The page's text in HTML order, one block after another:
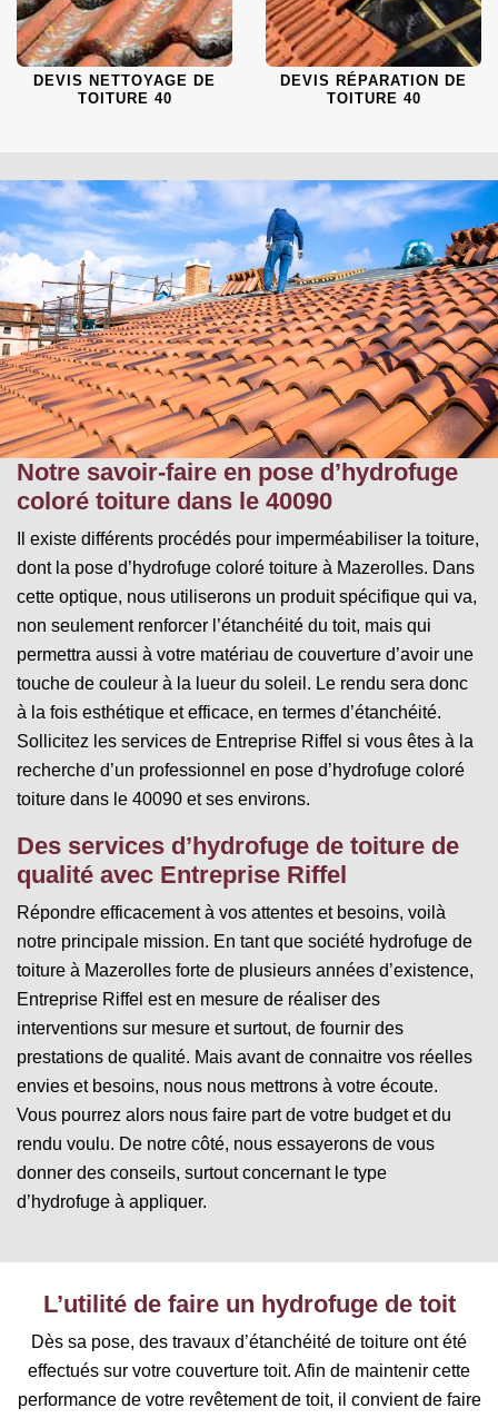
DEVIS NETTOYAGE DE
TOITURE 40
DEVIS RÉPARATION DE
TOITURE 40
Notre savoir-faire en pose d’hydrofuge
coloré toiture dans le 40090
Il existe différents procédés pour imperméabiliser la toiture,
dont la pose d’hydrofuge coloré toiture à Mazerolles. Dans
cette optique, nous utiliserons un produit spécifique qui va,
non seulement renforcer l’étanchéité du toit, mais qui
permettra aussi à votre matériau de couverture d’avoir une
touche de couleur à la lueur du soleil. Le rendu sera donc
à la fois esthétique et efficace, en termes d’étanchéité.
Sollicitez les services de Entreprise Riffel si vous êtes à la
recherche d’un professionnel en pose d’hydrofuge coloré
toiture dans le 40090 et ses environs.
Des services d’hydrofuge de toiture de
qualité avec Entreprise Riffel
Répondre efficacement à vos attentes et besoins, voilà
notre principale mission. En tant que société hydrofuge de
toiture à Mazerolles forte de plusieurs années d’existence,
Entreprise Riffel est en mesure de réaliser des
interventions sur mesure et surtout, de fournir des
prestations de qualité. Mais avant de connaitre vos réelles
envies et besoins, nous nous mettrons à votre écoute.
Vous pourrez alors nous faire part de votre budget et du
rendu voulu. De notre côté, nous essayerons de vous
donner des conseils, surtout concernant le type
d’hydrofuge à appliquer.
L’utilité de faire un hydrofuge de toit
Dès sa pose, des travaux d’étanchéité de toiture ont été
effectués sur votre couverture toit. Afin de maintenir cette
performance de votre revêtement de toit, il convient de faire